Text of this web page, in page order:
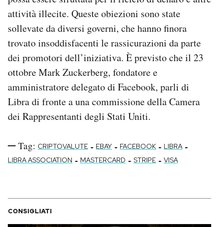
attività illecite. Queste obiezioni sono state
sollevate da diversi governi, che hanno finora
trovato insoddisfacenti le rassicurazioni da parte
dei promotori dell’iniziativa. È previsto che il 23
ottobre Mark Zuckerberg, fondatore e
amministratore delegato di Facebook, parli di
Libra di fronte a una commissione della Camera
dei Rappresentanti degli Stati Uniti.
Tag: CRIPTOVALUTE - EBAY - FACEBOOK - LIBRA -
LIBRA ASSOCIATION - MASTERCARD - STRIPE - VISA
CONSIGLIATI